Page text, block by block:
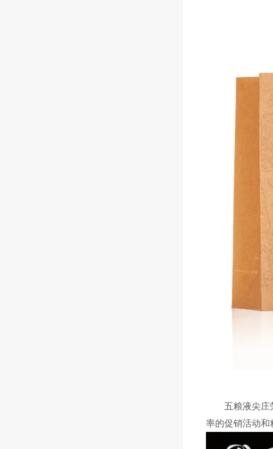
五粮液尖庄荣
率的促销活动